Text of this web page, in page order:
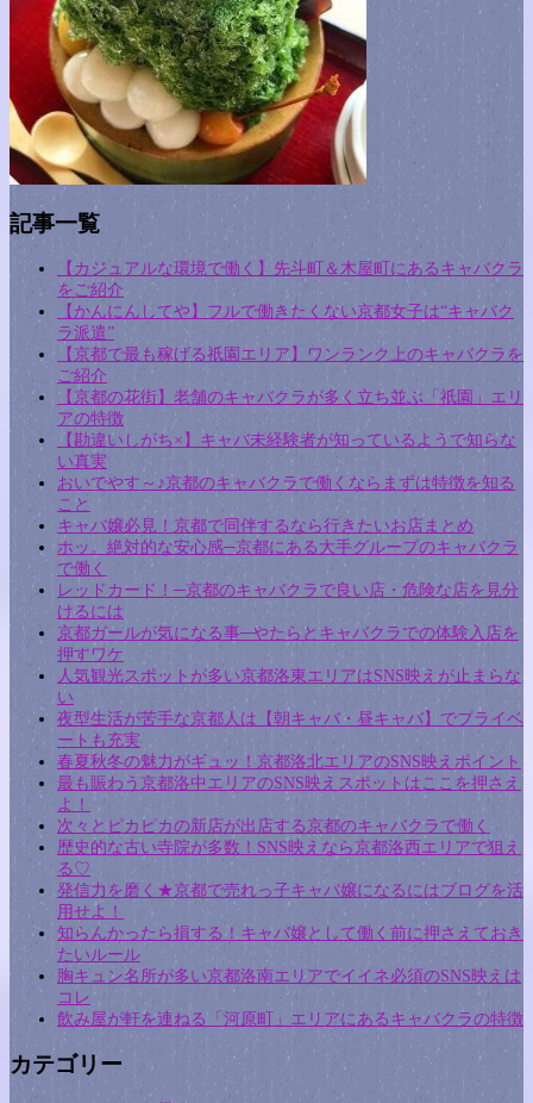
記事一覧
【カジュアルな環境で働く】先斗町＆木屋町にあるキャバクラ
をご紹介
【かんにんしてや】フルで働きたくない京都女子は“キャバク
ラ派遣”
【京都で最も稼げる祇園エリア】ワンランク上のキャバクラを
ご紹介
【京都の花街】老舗のキャバクラが多く立ち並ぶ「祇園」エリ
アの特徴
【勘違いしがち×】キャバ未経験者が知っているようで知らな
い真実
おいでやす～♪京都のキャバクラで働くならまずは特徴を知る
こと
キャバ嬢必見！京都で同伴するなら行きたいお店まとめ
ホッ。絶対的な安心感─京都にある大手グループのキャバクラ
で働く
レッドカード！─京都のキャバクラで良い店・危険な店を見分
けるには
京都ガールが気になる事─やたらとキャバクラでの体験入店を
押すワケ
人気観光スポットが多い京都洛東エリアはSNS映えが止まらな
い
夜型生活が苦手な京都人は【朝キャバ・昼キャバ】でプライベ
ートも充実
春夏秋冬の魅力がギュッ！京都洛北エリアのSNS映えポイント
最も賑わう京都洛中エリアのSNS映えスポットはここを押さえ
よ！
次々とピカピカの新店が出店する京都のキャバクラで働く
歴史的な古い寺院が多数！SNS映えなら京都洛西エリアで狙え
る♡
発信力を磨く★京都で売れっ子キャバ嬢になるにはブログを活
用せよ！
知らんかったら損する！キャバ嬢として働く前に押さえておき
たいルール
胸キュン名所が多い京都洛南エリアでイイネ必須のSNS映えは
コレ
飲み屋が軒を連ねる「河原町」エリアにあるキャバクラの特徴
カテゴリー